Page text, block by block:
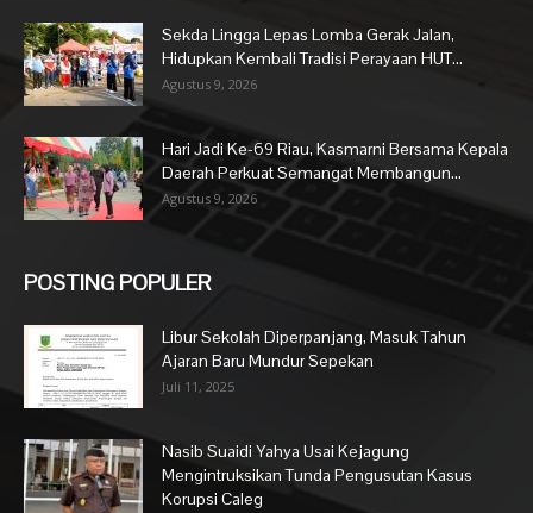
Sekda Lingga Lepas Lomba Gerak Jalan,
Hidupkan Kembali Tradisi Perayaan HUT...
Agustus 9, 2026
Hari Jadi Ke-69 Riau, Kasmarni Bersama Kepala
Daerah Perkuat Semangat Membangun...
Agustus 9, 2026
POSTING POPULER
Libur Sekolah Diperpanjang, Masuk Tahun
Ajaran Baru Mundur Sepekan
Juli 11, 2025
Nasib Suaidi Yahya Usai Kejagung
Mengintruksikan Tunda Pengusutan Kasus
Korupsi Caleg